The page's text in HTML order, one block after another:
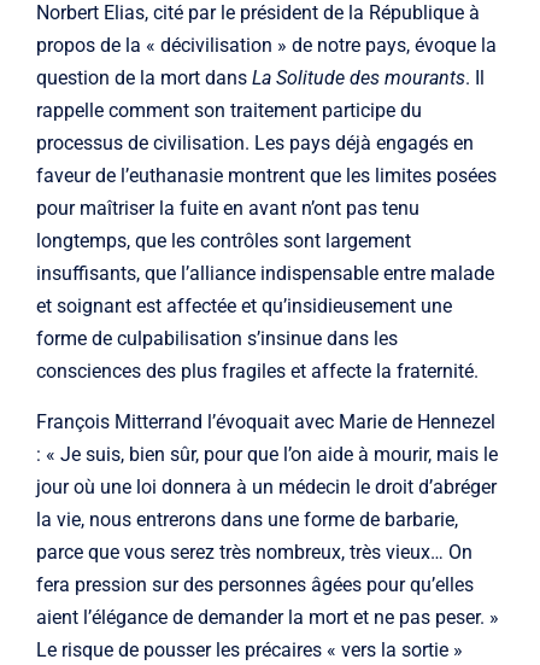
Norbert Elias, cité par le président de la République à
propos de la « décivilisation » de notre pays, évoque la
question de la mort dans La Solitude des mourants. Il
rappelle comment son traitement participe du
processus de civilisation. Les pays déjà engagés en
faveur de l’euthanasie montrent que les limites posées
pour maîtriser la fuite en avant n’ont pas tenu
longtemps, que les contrôles sont largement
insuffisants, que l’alliance indispensable entre malade
et soignant est affectée et qu’insidieusement une
forme de culpabilisation s’insinue dans les
consciences des plus fragiles et affecte la fraternité.
François Mitterrand l’évoquait avec Marie de Hennezel
: « Je suis, bien sûr, pour que l’on aide à mourir, mais le
jour où une loi donnera à un médecin le droit d’abréger
la vie, nous entrerons dans une forme de barbarie,
parce que vous serez très nombreux, très vieux… On
fera pression sur des personnes âgées pour qu’elles
aient l’élégance de demander la mort et ne pas peser. »
Le risque de pousser les précaires « vers la sortie »